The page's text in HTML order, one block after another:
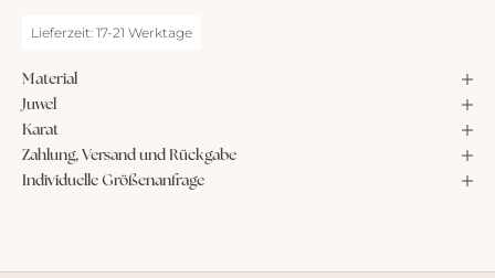
Lieferzeit: 17-21 Werktage
Material
Juwel
Karat
Zahlung, Versand und Rückgabe
Individuelle Größenanfrage